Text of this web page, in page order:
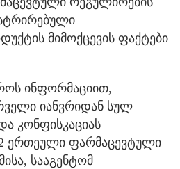
მიმოქცევის ფაქტები
ინფორმაციით,
იანვრიდან სულ
კონფისკაციას
ერთეული ფარმაცევტული
სააგენტომ